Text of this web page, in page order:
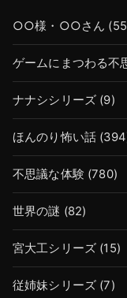
○○様・○○さん
ゲームにまつわる不
ナナシシリーズ (9)
ほんのり怖い話
不思議な体験 (780)
世界の謎 (82)
宮大工シリーズ (15)
従姉妹シリーズ (7)